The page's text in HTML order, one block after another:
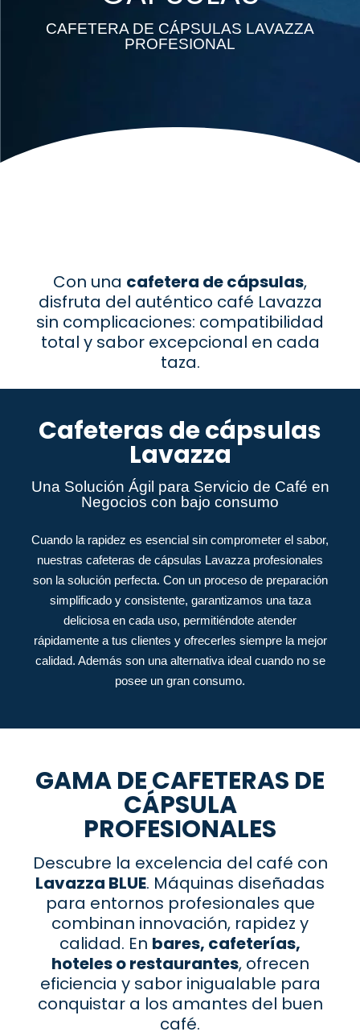
CAFETERA DE CÁPSULAS LAVAZZA
PROFESIONAL
Con una cafetera de cápsulas,
disfruta del auténtico café Lavazza
sin complicaciones: compatibilidad
total y sabor excepcional en cada
taza.
Cafeteras de cápsulas
Lavazza
Una Solución Ágil para Servicio de Café en
Negocios con bajo consumo
Cuando la rapidez es esencial sin comprometer el sabor,
nuestras cafeteras de cápsulas Lavazza profesionales
son la solución perfecta. Con un proceso de preparación
simplificado y consistente, garantizamos una taza
deliciosa en cada uso, permitiéndote atender
rápidamente a tus clientes y ofrecerles siempre la mejor
calidad. Además son una alternativa ideal cuando no se
posee un gran consumo.
GAMA DE CAFETERAS DE
CÁPSULA
PROFESIONALES
Descubre la excelencia del café con
Lavazza BLUE. Máquinas diseñadas
para entornos profesionales que
combinan innovación, rapidez y
calidad. En bares, cafeterías,
hoteles o restaurantes, ofrecen
eficiencia y sabor inigualable para
conquistar a los amantes del buen
café.